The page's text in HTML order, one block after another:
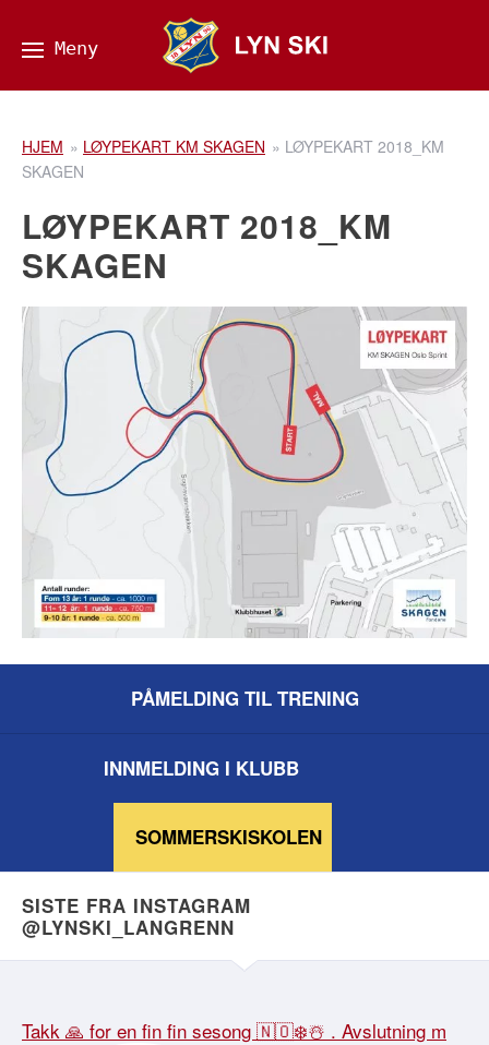
HJEM » LØYPEKART KM SKAGEN » LØYPEKART 2018_KM
SKAGEN
LØYPEKART 2018_KM
SKAGEN
PÅMELDING TIL TRENING
INNMELDING I KLUBB
SOMMERSKISKOLEN
SISTE FRA INSTAGRAM
@LYNSKI_LANGRENN
Takk 🙏 for en fin fin sesong 🇳🇴❄️☃️ . Avslutning m